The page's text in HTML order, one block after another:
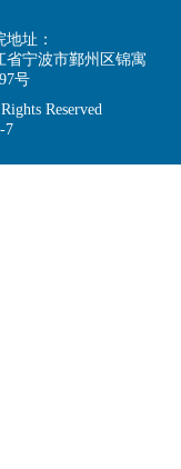
地址：
省宁波市鄞州区锦寓
号
Reserved
7